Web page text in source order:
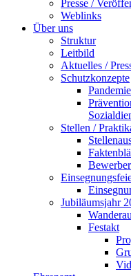
Presse /
Weblinks
Über uns
Struktur
Leitbild
Aktuelles /
Schutzkonzepte
Stellen /
Jubiläumsjahr
Festakt